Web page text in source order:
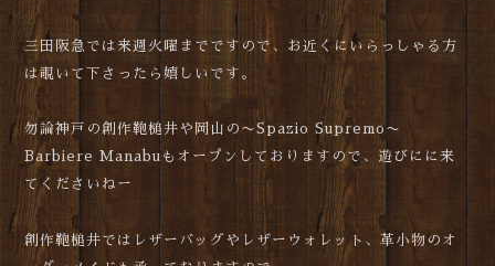
三田阪急では来週火曜までですので、お近くにいらっしゃる方
は覗いて下さったら嬉しいです。
勿論神戸の創作鞄槌井や岡山の〜Spazio Supremo〜
Barbiere Manabuもオープンしておりますので、遊びにに来
てくださいねー
創作鞄槌井ではレザーバッグやレザーウォレット、革小物のオ